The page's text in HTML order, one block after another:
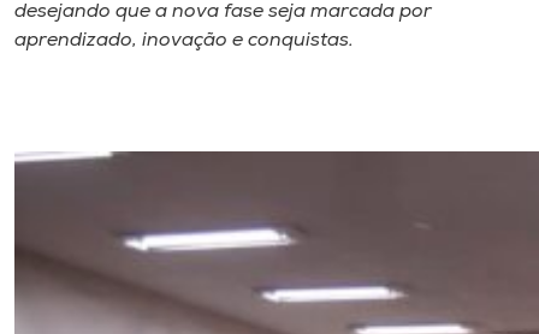
desejando que a nova fase seja marcada por
aprendizado, inovação e conquistas.